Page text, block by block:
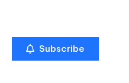
Subscribe